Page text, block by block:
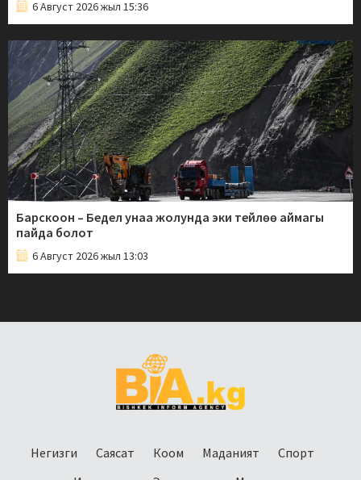
6 Август 2026 жыл 15:36
Барскоон – Бедел унаа жолунда эки тейлөө аймагы
пайда болот
6 Август 2026 жыл 13:03
Негизги Саясат Коом Маданият
Спорт